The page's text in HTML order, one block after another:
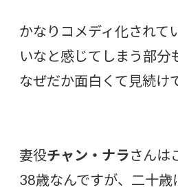
かなりコメディ化されて
いなと感じてしまう部分
なぜだか面白くて見続け
妻役チャン・ナラさんは
38歳なんですが、二十歳